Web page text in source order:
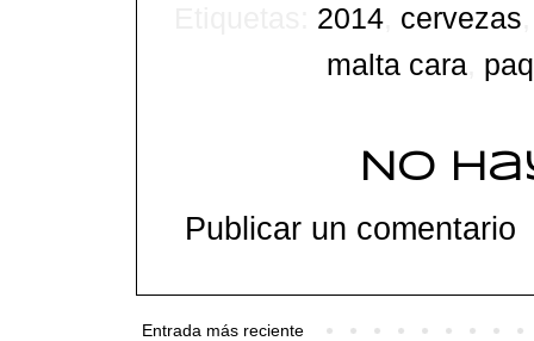
2014 cervezas
malta cara,
No
Publicar un comentario
Entrada más reciente